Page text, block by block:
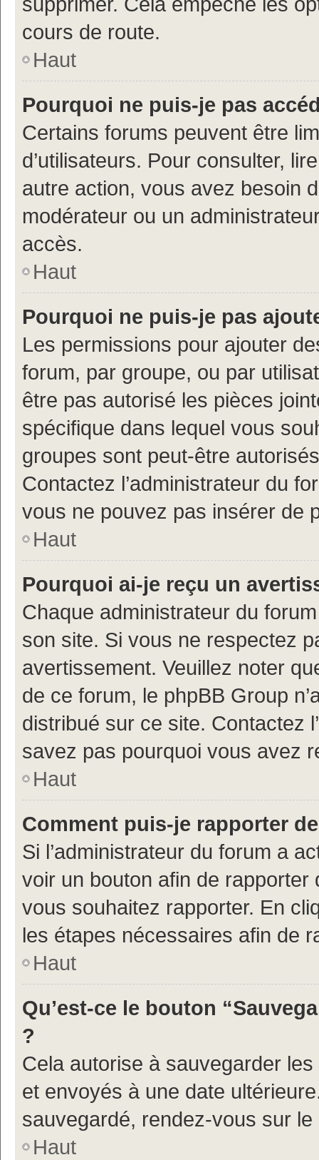
cours de route.
Haut
Pourquoi ne puis-je pas
Certains forums peuvent être
d’utilisateurs. Pour consulter,
autre action, vous avez besoin
modérateur ou un
accès.
Haut
Pourquoi ne puis-je pas
Les permissions pour ajouter
forum, par groupe, ou par
être pas autorisé les pièces
spécifique dans lequel vous
groupes sont peut-être
Contactez l’administrateur du
vous ne pouvez pas insérer de
Haut
Pourquoi ai-je reçu un
Chaque administrateur du
son site. Si vous ne respectez
avertissement. Veuillez noter
de ce forum, le phpBB Group
distribué sur ce site. Contactez
savez pas pourquoi vous avez
Haut
Comment puis-je rapporter
Si l’administrateur du forum a
voir un bouton afin de
vous souhaitez rapporter. En
les étapes nécessaires afin de
Haut
Qu’est-ce le bouton
?
Cela autorise à sauvegarder
et envoyés à une date
sauvegardé, rendez-vous sur le
Haut